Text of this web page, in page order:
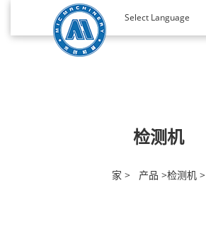
Select Language
检测机
家 > 产品 >检测机 >